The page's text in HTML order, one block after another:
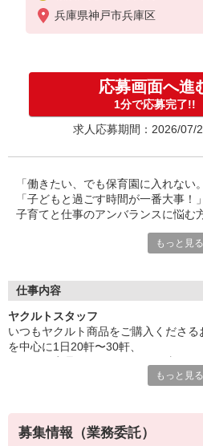
◎扶養の範囲内OK
◎扶養の範囲を超えた高収入
※収入補償／月10万円
※収入補償期間／12ヶ月間
※研修期間中は日当支払い
間、9：45〜14：00）
収入保障期間：12か月
兵庫県神戸市兵庫区
応募画面へ進
1分で応募完了!!
求人応募期間：2026/07/
「働きたい、でも保育園に入れない
「子どもと過ごす時間が一番大事！」
子育てと仕事のアンバランスに悩む
≪保育所完備＆家計にやさしい保育
保育所は宅配センター内または近く
1日の仕事も自分のペースで働けるか
時間を効率的に節約できます。
家事や育児にもたっぷり時間をかけ
何よりママのすぐそばで過ごせる環
お子様の安心感につながるはず。
もっと見る
仕事内容
ヤクルトスタッフ
いつもヤクルト商品をご購入くださ
を中心に1日20軒〜30軒、
商品を通じてお客さまとふれあう楽
す！
もっと見る
募集情報（業務委託）